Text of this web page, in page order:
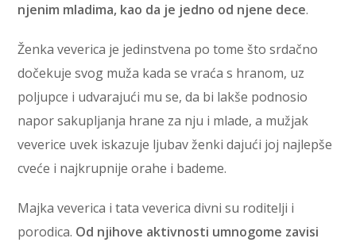
njenim mladima, kao da je jedno od njene dece.
Ženka veverica je jedinstvena po tome što srdačno
dočekuje svog muža kada se vraća s hranom, uz
poljupce i udvarajući mu se, da bi lakše podnosio
napor sakupljanja hrane za nju i mlade, a mužjak
veverice uvek iskazuje ljubav ženki dajući joj najlepše
cveće i najkrupnije orahe i bademe.
Majka veverica i tata veverica divni su roditelji i
porodica. Od njihove aktivnosti umnogome zavisi